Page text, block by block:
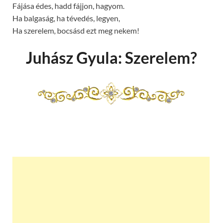
Fájása édes, hadd fájjon, hagyom.
Ha balgaság, ha tévedés, legyen,
Ha szerelem, bocsásd ezt meg nekem!
Juhász Gyula: Szerelem?